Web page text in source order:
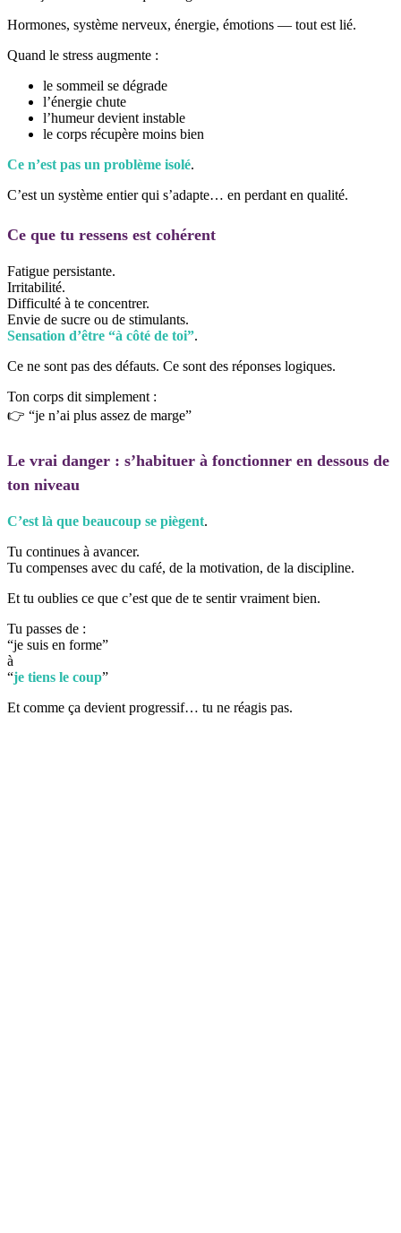
Hormones, système nerveux, énergie, émotions — tout est lié.
Quand le stress augmente :
le sommeil se dégrade
l’énergie chute
l’humeur devient instable
le corps récupère moins bien
Ce n’est pas un problème isolé.
C’est un système entier qui s’adapte… en perdant en qualité.
Ce que tu ressens est cohérent
Fatigue persistante.
Irritabilité.
Difficulté à te concentrer.
Envie de sucre ou de stimulants.
Sensation d’être “à côté de toi”.
Ce ne sont pas des défauts. Ce sont des réponses logiques.
Ton corps dit simplement :
👉 “je n’ai plus assez de marge”
Le vrai danger : s’habituer à fonctionner en dessous de
ton niveau
C’est là que beaucoup se piègent.
Tu continues à avancer.
Tu compenses avec du café, de la motivation, de la discipline.
Et tu oublies ce que c’est que de te sentir vraiment bien.
Tu passes de :
“je suis en forme”
à
“je tiens le coup”
Et comme ça devient progressif… tu ne réagis pas.